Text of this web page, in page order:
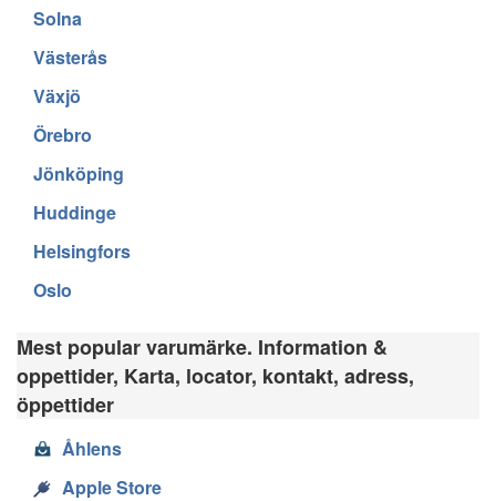
Solna
Västerås
Växjö
Örebro
Jönköping
Huddinge
Helsingfors
Oslo
Mest popular varumärke. Information &
oppettider, Karta, locator, kontakt, adress,
öppettider
Åhlens
Apple Store